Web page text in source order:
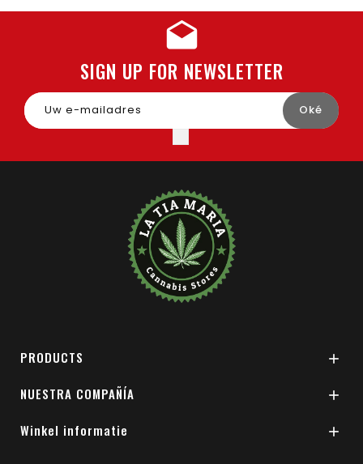
SIGN UP FOR NEWSLETTER
PRODUCTS 
NUESTRA COMPAÑÍA 
Winkel informatie 